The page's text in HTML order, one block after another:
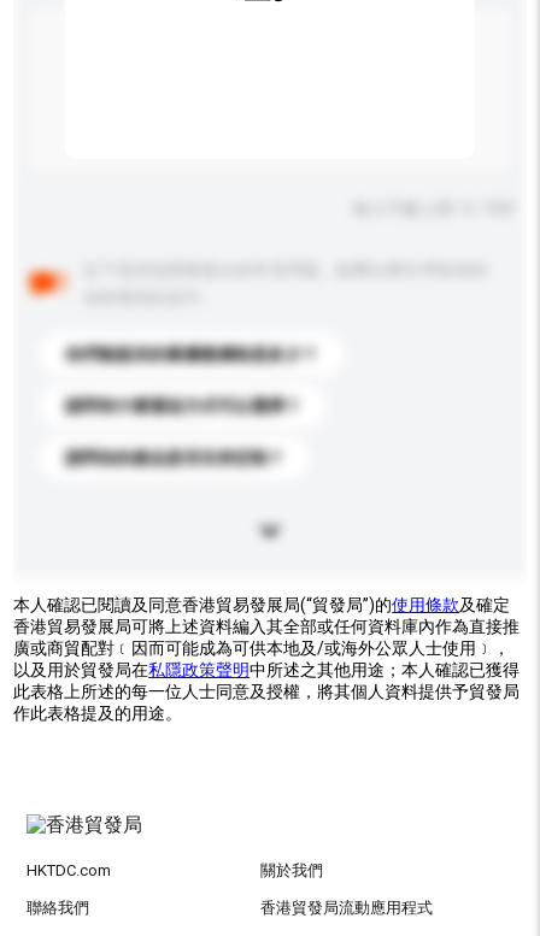
你們能提供的最優惠價格是多少？
請問有什麼運送方式可以選擇？
請問你的產品是否支持定制？
本人確認已閱讀及同意香港貿易發展局(“貿發局”)的使用條款及確定
香港貿易發展局可將上述資料編入其全部或任何資料庫內作為直接推
廣或商貿配對﹝因而可能成為可供本地及/或海外公眾人士使用﹞，
以及用於貿發局在私隱政策聲明中所述之其他用途；本人確認已獲得
此表格上所述的每一位人士同意及授權，將其個人資料提供予貿發局
作此表格提及的用途。
HKTDC.com 關於我們
聯絡我們 香港貿發局流動應用程式